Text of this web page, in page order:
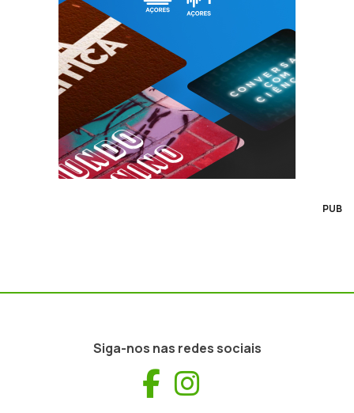
PUB
Siga-nos nas redes sociais
Facebook